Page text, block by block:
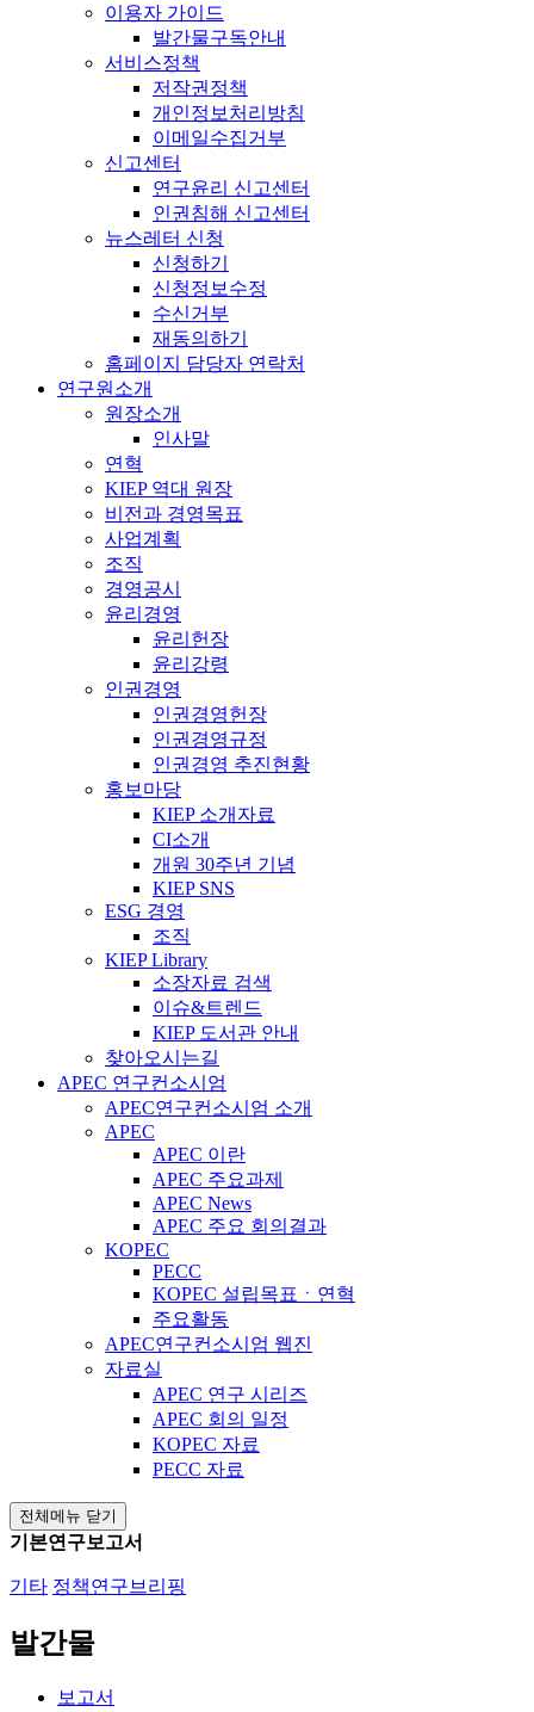
이용자 가이드
발간물구독안내
서비스정책
저작권정책
개인정보처리방침
이메일수집거부
신고센터
연구윤리 신고센터
인권침해 신고센터
뉴스레터 신청
신청하기
신청정보수정
수신거부
재동의하기
홈페이지 담당자 연락처
연구원소개
원장소개
인사말
연혁
KIEP 역대 원장
비전과 경영목표
사업계획
조직
경영공시
윤리경영
윤리헌장
윤리강령
인권경영
인권경영헌장
인권경영규정
인권경영 추진현황
홍보마당
KIEP 소개자료
CI소개
개원 30주년 기념
KIEP SNS
ESG 경영
조직
KIEP Library
소장자료 검색
이슈&트렌드
KIEP 도서관 안내
찾아오시는길
APEC 연구컨소시엄
APEC연구컨소시엄 소개
APEC
APEC 이란
APEC 주요과제
APEC News
APEC 주요 회의결과
KOPEC
PECC
KOPEC 설립목표ㆍ연혁
주요활동
APEC연구컨소시엄 웹진
자료실
APEC 연구 시리즈
APEC 회의 일정
KOPEC 자료
PECC 자료
전체메뉴 닫기
기본연구보고서
기타 정책연구브리핑
발간물
보고서